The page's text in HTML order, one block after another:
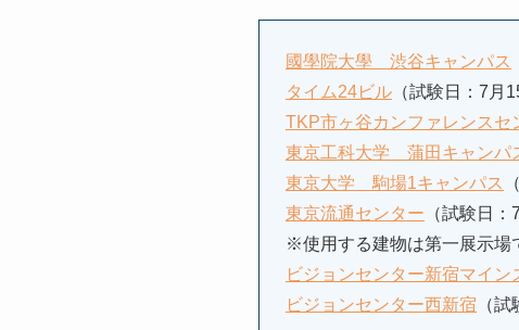
國學院大學 渋谷キャンパス
タイム24ビル （試験日：7
TKP市ヶ谷カンファレンスセ
東京工科大学 蒲田キャンパ
東京大学 駒場1キャンパス
東京流通センター （試験日
※使用する建物は第一展示場
ビジョンセンター新宿マイン
ビジョンセンター西新宿 （